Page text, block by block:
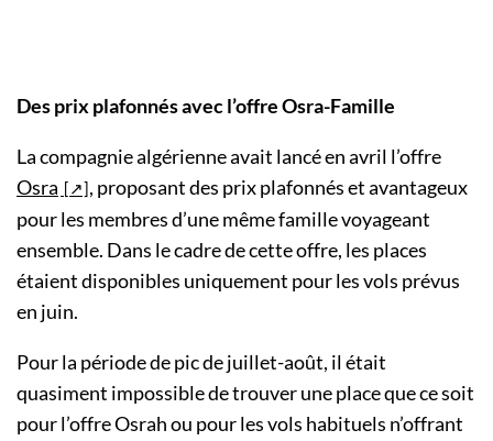
Des prix plafonnés avec l’offre Osra-Famille
La compagnie algérienne avait lancé en avril l’offre
Osra
, proposant des prix plafonnés et avantageux
pour les membres d’une même famille voyageant
ensemble. Dans le cadre de cette offre, les places
étaient disponibles uniquement pour les vols prévus
en juin.
Pour la période de pic de juillet-août, il était
quasiment impossible de trouver une place que ce soit
pour l’offre Osrah ou pour les vols habituels n’offrant